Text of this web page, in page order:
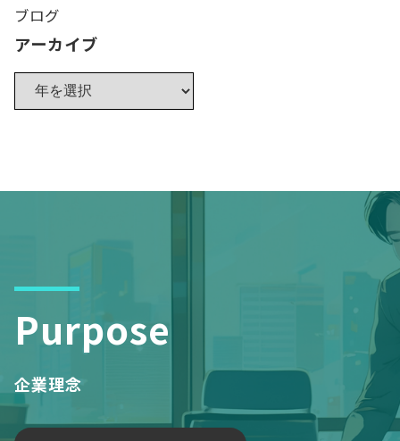
ブログ
アーカイブ
Purpose
企業理念